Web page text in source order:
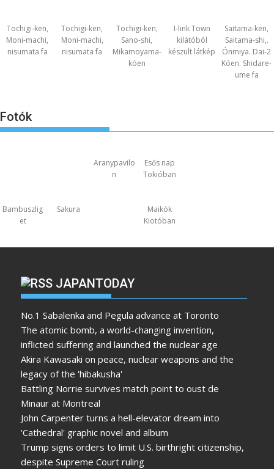
Tochigi-ken,
Moni-machi,
nisumata fa
Tochigi-ken,
Moni-machi,
nisumata fa
Tochigi-ken,
Sano-shi,
Mikamoyama-
kóen
I-link Town
kilátóból
készült látkép
Saitama-ken,
Saitama-shi,.
Ónmiya. Dai-2
Kóen. Shidare-
ume fa
Fotók
Aranypavilo
n
Esős nap
Tokióban
Bambuszlig
et
Sakura
Maikók
Kiotóban
JAPANTODAY
No.1 Sabalenka and Pegula advance at Toronto
The atomic bomb, a world-changing invention,
inflicted suffering and launched the nuclear age
Akira Kawasaki on peace, nuclear weapons and the
legacy of the 'hibakusha'
Battling Norrie survives match point to oust de
Minaur at Montreal
John Carpenter turns a hell-elevator dream into
'Cathedral' graphic novel and album
Trump signs orders to limit U.S. birthright citizenship,
despite Supreme Court ruling